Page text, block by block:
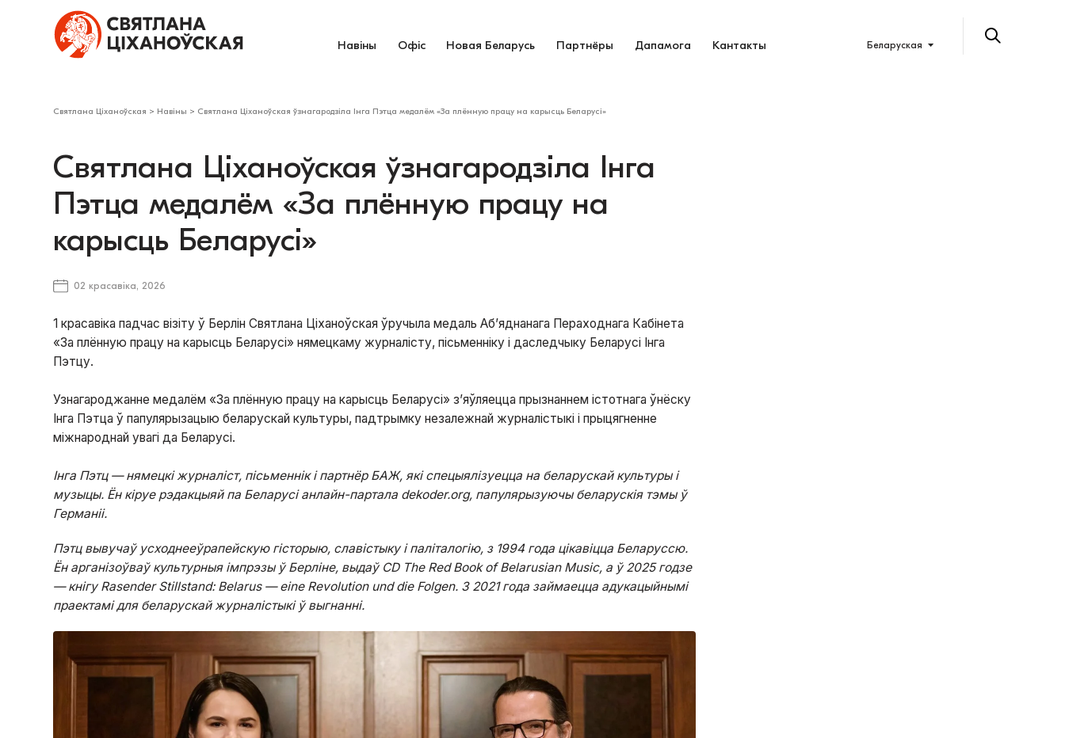
Навіны Офіс Новая Беларусь Партнёры Дапамога Кантакты Беларуская
Святлана Ціханоўская > Навіны > Святлана Ціханоўская ўзнагародзіла Інга Пэтца медалём «За плённую працу на карысць Беларусі»
Святлана Ціханоўская ўзнагародзіла Інга
Пэтца медалём «За плённую працу на
карысць Беларусі»
02 красавіка, 2026
1 красавіка падчас візіту ў Берлін Святлана Ціханоўская ўручыла медаль Аб’яднанага Пераходнага Кабінета
«За плённую працу на карысць Беларусі» нямецкаму журналісту, пісьменніку і даследчыку Беларусі Інга
Пэтцу.
Узнагароджанне медалём «За плённую працу на карысць Беларусі» з’яўляецца прызнаннем істотнага ўнёску
Інга Пэтца ў папулярызацыю беларускай культуры, падтрымку незалежнай журналістыкі і прыцягненне
міжнароднай увагі да Беларусі.
Інга Пэтц — нямецкі журналіст, пісьменнік і партнёр БАЖ, які спецыялізуецца на беларускай культуры і
музыцы. Ён кіруе рэдакцыяй па Беларусі анлайн-партала dekoder.org, папулярызуючы беларускія тэмы ў
Германіі.
Пэтц вывучаў усходнееўрапейскую гісторыю, славістыку і паліталогію, з 1994 года цікавіцца Беларуссю.
Ён арганізоўваў культурныя імпрэзы ў Берліне, выдаў CD The Red Book of Belarusian Music, а ў 2025 годзе
— кнігу Rasender Stillstand: Belarus — eine Revolution und die Folgen. З 2021 года займаецца адукацыйнымі
праектамі для беларускай журналістыкі ў выгнанні.